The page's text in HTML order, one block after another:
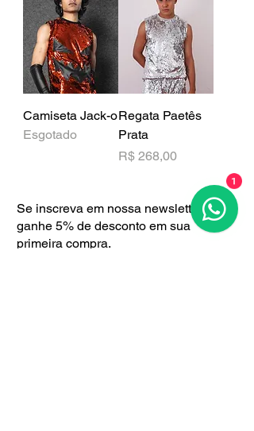
Camiseta Jack-o
Esgotado
Regata Paetês
Prata
Preço
R$ 268,00
Se inscreva em nossa newsletter e
ganhe 5% de desconto em sua
primeira compra.
1